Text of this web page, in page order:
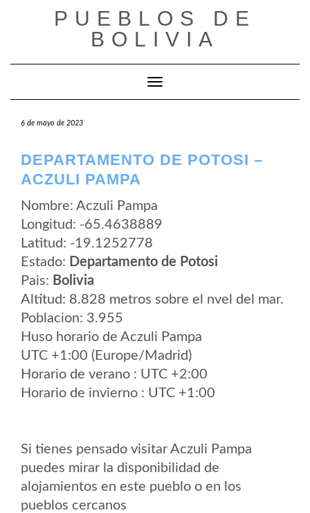
PUEBLOS DE
BOLIVIA
Cambiar modo de navegación
6 de mayo de 2023
DEPARTAMENTO DE POTOSI –
ACZULI PAMPA
Nombre: Aczuli Pampa
Longitud: -65.4638889
Latitud: -19.1252778
Estado: Departamento de Potosi
Pais: Bolivia
Altitud: 8.828 metros sobre el nvel del mar.
Poblacion: 3.955
Huso horario de Aczuli Pampa
UTC +1:00 (Europe/Madrid)
Horario de verano : UTC +2:00
Horario de invierno : UTC +1:00
Si tienes pensado visitar Aczuli Pampa
puedes mirar la disponibilidad de
alojamientos en este pueblo o en los
pueblos cercanos